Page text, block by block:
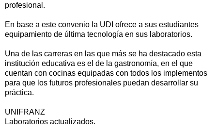
profesional.
En base a este convenio la UDI ofrece a sus estudiantes
equipamiento de última tecnología en sus laboratorios.
Una de las carreras en las que más se ha destacado esta
institución educativa es el de la gastronomía, en el que
cuentan con cocinas equipadas con todos los implementos
para que los futuros profesionales puedan desarrollar su
práctica.
UNIFRANZ
Laboratorios actualizados.